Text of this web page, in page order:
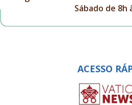
Sábado de 8h
ACESSO